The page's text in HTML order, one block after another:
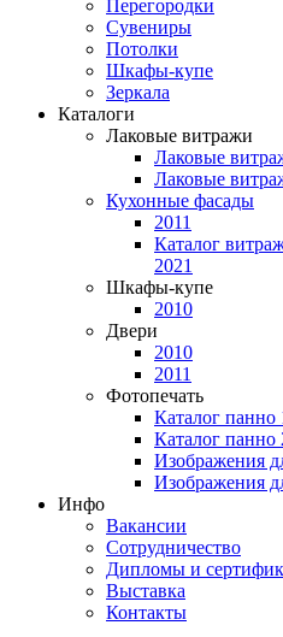
Перегородки
Сувениры
Потолки
Шкафы-купе
Зеркала
Каталоги
Лаковые витражи
Лаковые
Лаковые
Кухонные фасады
2011
Каталог
2021
Шкафы-купе
2010
Двери
2010
2011
Фотопечать
Каталог панно
Каталог панно
Изображения
Изображения
Инфо
Вакансии
Сотрудничество
Дипломы и
Выставка
Контакты